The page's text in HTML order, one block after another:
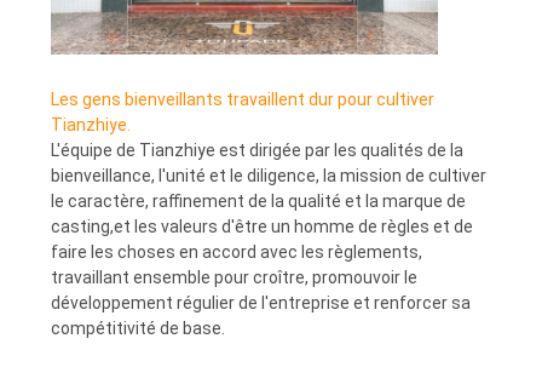
Les gens bienveillants travaillent dur pour cultiver
Tianzhiye.
L'équipe de Tianzhiye est dirigée par les qualités de la
bienveillance, l'unité et le diligence, la mission de cultiver
le caractère, raffinement de la qualité et la marque de
casting,et les valeurs d'être un homme de règles et de
faire les choses en accord avec les règlements,
travaillant ensemble pour croître, promouvoir le
développement régulier de l'entreprise et renforcer sa
compétitivité de base.